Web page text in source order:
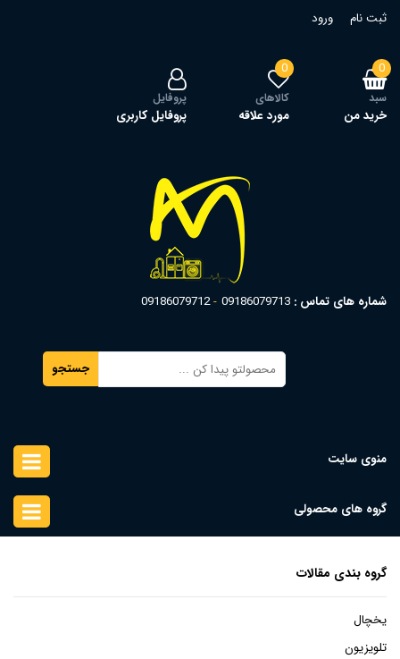
ثبت نام ورود
0
سبد
خرید من
0
کالاهای
مورد علاقه
پروفایل
پروفایل کاربری
شماره های تماس : 09186079713
09186079712
جستجو
منوی سایت
گروه های محصولی
گروه بندی مقالات
یخچال
تلویزیون